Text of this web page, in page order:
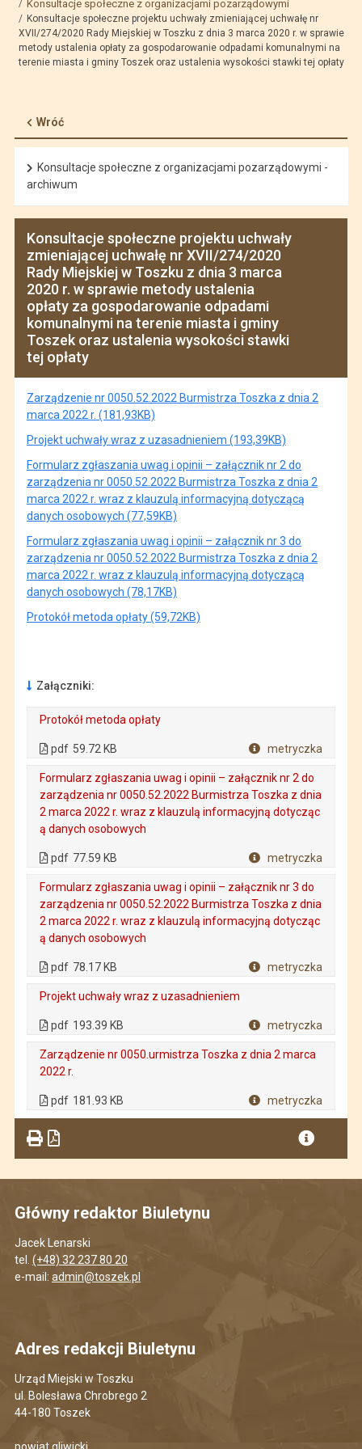
Konsultacje społeczne z organizacjami pozarządowymi
Konsultacje społeczne projektu uchwały zmieniającej uchwałę nr
XVII/274/2020 Rady Miejskiej w Toszku z dnia 3 marca 2020 r. w sprawie
metody ustalenia opłaty za gospodarowanie odpadami komunalnymi na
terenie miasta i gminy Toszek oraz ustalenia wysokości stawki tej opłaty
Wróć
Konsultacje społeczne z organizacjami pozarządowymi -
archiwum
Konsultacje społeczne projektu uchwały
zmieniającej uchwałę nr XVII/274/2020
Rady Miejskiej w Toszku z dnia 3 marca
2020 r. w sprawie metody ustalenia
opłaty za gospodarowanie odpadami
komunalnymi na terenie miasta i gminy
Toszek oraz ustalenia wysokości stawki
tej opłaty
Zarządzenie nr 0050.52.2022 Burmistrza Toszka z dnia 2
marca 2022 r. (181,93KB)
Projekt uchwały wraz z uzasadnieniem (193,39KB)
Formularz zgłaszania uwag i opinii – załącznik nr 2 do
zarządzenia nr 0050.52.2022 Burmistrza Toszka z dnia 2
marca 2022 r. wraz z klauzulą informacyjną dotyczącą
danych osobowych (77,59KB)
Formularz zgłaszania uwag i opinii – załącznik nr 3 do
zarządzenia nr 0050.52.2022 Burmistrza Toszka z dnia 2
marca 2022 r. wraz z klauzulą informacyjną dotyczącą
danych osobowych (78,17KB)
Protokół metoda opłaty (59,72KB)
Załączniki:
Protokół metoda opłaty
pdf 59.72 KB metryczka
Formularz zgłaszania uwag i opinii – załącznik nr 2 do
zarządzenia nr 0050.52.2022 Burmistrza Toszka z dnia
2 marca 2022 r. wraz z klauzulą informacyjną dotycząc
ą danych osobowych
pdf 77.59 KB metryczka
Formularz zgłaszania uwag i opinii – załącznik nr 3 do
zarządzenia nr 0050.52.2022 Burmistrza Toszka z dnia
2 marca 2022 r. wraz z klauzulą informacyjną dotycząc
ą danych osobowych
pdf 78.17 KB metryczka
Projekt uchwały wraz z uzasadnieniem
pdf 193.39 KB metryczka
Zarządzenie nr 0050.urmistrza Toszka z dnia 2 marca
2022 r.
pdf 181.93 KB metryczka
Główny redaktor Biuletynu
Jacek Lenarski
tel. (+48) 32 237 80 20
e-mail: admin@toszek.pl
Adres redakcji Biuletynu
Urząd Miejski w Toszku
ul. Bolesława Chrobrego 2
44-180 Toszek